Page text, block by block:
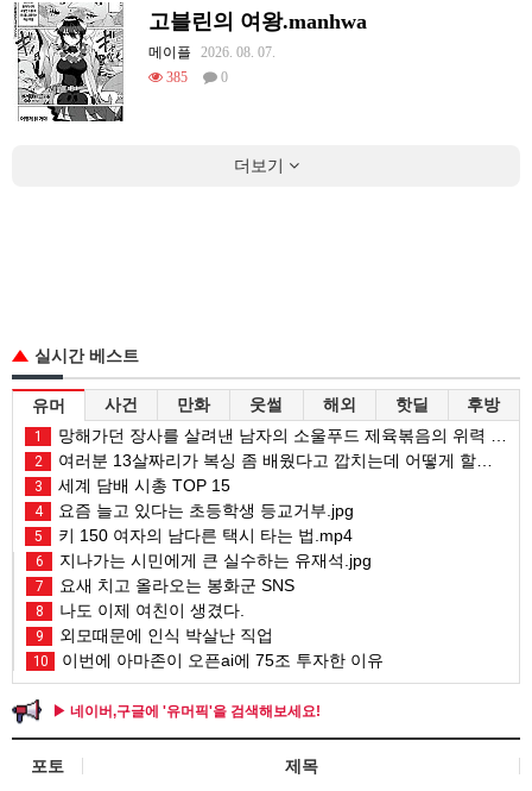
고블린의 여왕.manhwa
메이플
2026. 08. 07.
385
0
더보기
실시간 베스트
유머 사건 만화 웃썰 해외 핫딜 후방
1 망해가던 장사를 살려낸 남자의 소울푸드 제육볶음의 위력 ㅋㅋ
2 여러분 13살짜리가 복싱 좀 배웠다고 깝치는데 어떻게 할까요?
3 세계 담배 시총 TOP 15
4 요즘 늘고 있다는 초등학생 등교거부.jpg
5 키 150 여자의 남다른 택시 타는 법.mp4
6 지나가는 시민에게 큰 실수하는 유재석.jpg
7 요새 치고 올라오는 봉화군 SNS
8 나도 이제 여친이 생겼다.
9 외모때문에 인식 박살난 직업
10 이번에 아마존이 오픈ai에 75조 투자한 이유
▶ 네이버,구글에 '유머픽'을 검색해보세요!
포토 제목